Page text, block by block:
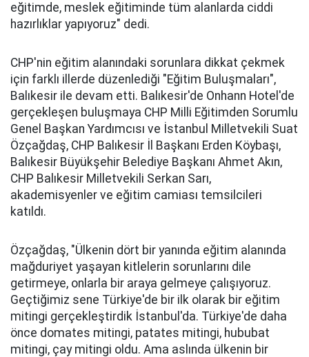
eğitimde, meslek eğitiminde tüm alanlarda ciddi
hazırlıklar yapıyoruz" dedi.
CHP'nin eğitim alanındaki sorunlara dikkat çekmek
için farklı illerde düzenlediği "Eğitim Buluşmaları",
Balıkesir ile devam etti. Balıkesir'de Onhann Hotel'de
gerçekleşen buluşmaya CHP Milli Eğitimden Sorumlu
Genel Başkan Yardımcısı ve İstanbul Milletvekili Suat
Özçağdaş, CHP Balıkesir İl Başkanı Erden Köybaşı,
Balıkesir Büyükşehir Belediye Başkanı Ahmet Akın,
CHP Balıkesir Milletvekili Serkan Sarı,
akademisyenler ve eğitim camiası temsilcileri
katıldı.
Özçağdaş, "Ülkenin dört bir yanında eğitim alanında
mağduriyet yaşayan kitlelerin sorunlarını dile
getirmeye, onlarla bir araya gelmeye çalışıyoruz.
Geçtiğimiz sene Türkiye'de bir ilk olarak bir eğitim
mitingi gerçekleştirdik İstanbul'da. Türkiye'de daha
önce domates mitingi, patates mitingi, hububat
mitingi, çay mitingi oldu. Ama aslında ülkenin bir